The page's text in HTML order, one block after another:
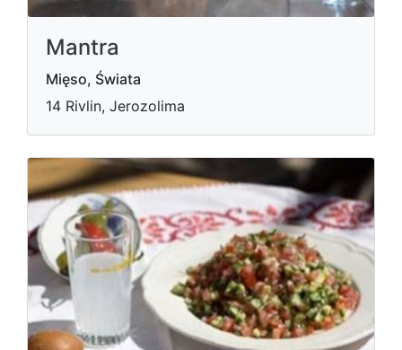
Mantra
Mięso, Świata
14 Rivlin, Jerozolima